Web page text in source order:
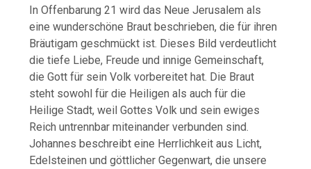
In Offenbarung 21 wird das Neue Jerusalem als
eine wunderschöne Braut beschrieben, die für ihren
Bräutigam geschmückt ist. Dieses Bild verdeutlicht
die tiefe Liebe, Freude und innige Gemeinschaft,
die Gott für sein Volk vorbereitet hat. Die Braut
steht sowohl für die Heiligen als auch für die
Heilige Stadt, weil Gottes Volk und sein ewiges
Reich untrennbar miteinander verbunden sind.
Johannes beschreibt eine Herrlichkeit aus Licht,
Edelsteinen und göttlicher Gegenwart, die unsere